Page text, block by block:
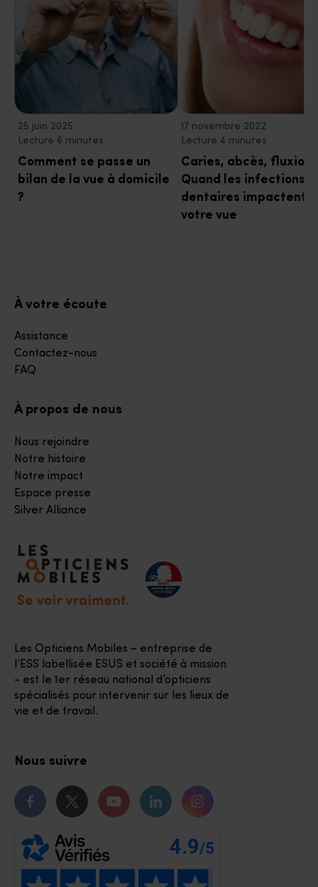
25 juin 2025
Lecture 6 minutes
Comment se passe un
bilan de la vue à domicile
?
17 novembre 2022
Lecture 4 minutes
Caries, abcès,
Quand les infections
dentaires impactent
votre vue
Accéder à notre page d'accueil
Les Opticiens Mobiles – entreprise de
l’ESS labellisée ESUS et société à mission
- est le 1er réseau national d’opticiens
spécialisés pour intervenir sur les lieux de
vie et de travail.
À votre écoute
Assistance
Contactez-nous
FAQ
À propos de nous
Nous rejoindre
Notre histoire
Notre impact
Espace presse
Silver Alliance
Nous suivre
Notre page Facebook
Notre page Twitter
Notre chaîne Youtube
Notre page Linkedin
Notre page